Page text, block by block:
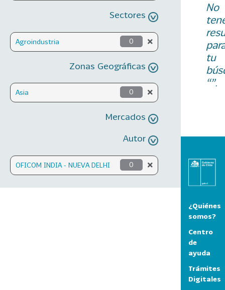
Sectores
Agroindustria 0
Zonas Geográficas
Asia 0
Mercados
Autor
OFICOM INDIA - NUEVA DELHI 0
No
tu
“”.
¿Quiénes
somos?
Centro
de
ayuda
Trámites
Digitales